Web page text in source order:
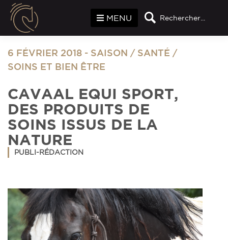
Rechercher...
MENU
6 FÉVRIER 2018 - SAISON / SANTÉ /
SOINS ET BIEN ÊTRE
CAVAAL EQUI SPORT,
DES PRODUITS DE
SOINS ISSUS DE LA
NATURE
PUBLI-RÉDACTION
Panneau de gestion des cookies